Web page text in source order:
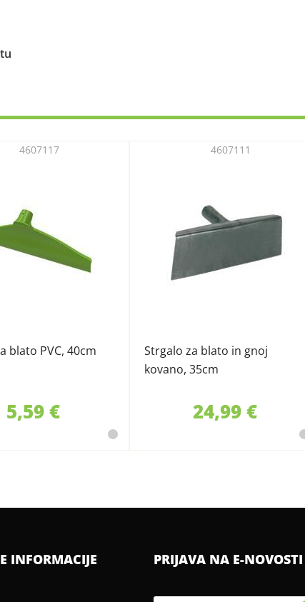
blato PVC, 40cm
4607117
5,59 €
Strgalo za blato in gnoj
kovano, 35cm
4607111
24,99 €
INFORMACIJE PRIJAVA NA E-NOVOSTI